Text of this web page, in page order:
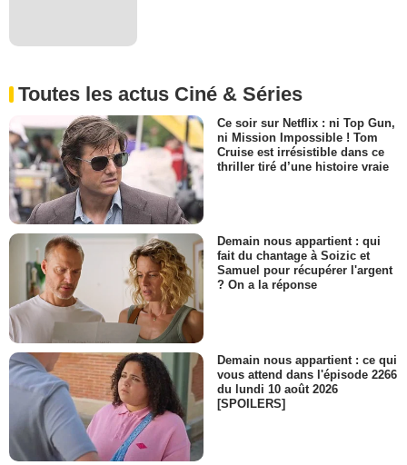
Toutes les actus Ciné & Séries
Ce soir sur Netflix : ni Top Gun,
ni Mission Impossible ! Tom
Cruise est irrésistible dans ce
thriller tiré d’une histoire vraie
Demain nous appartient : qui
fait du chantage à Soizic et
Samuel pour récupérer l'argent
? On a la réponse
Demain nous appartient : ce qui
vous attend dans l'épisode 2266
du lundi 10 août 2026
[SPOILERS]